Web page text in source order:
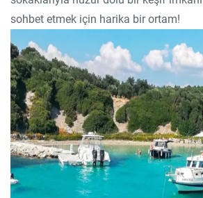
sohbet etmek için harika bir ortam!